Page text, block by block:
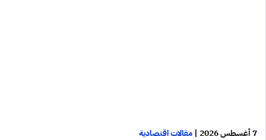
7 أغسطس 2026 | مقالات اقتصادية